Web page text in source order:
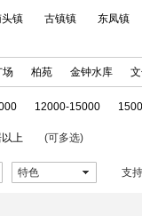
镇 古镇镇
东凤镇
场 柏苑 金钟水库
12000-15000
上 (可多选)
特色 支